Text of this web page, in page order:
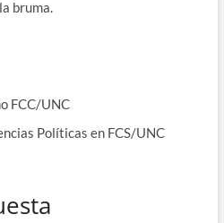
bruma.
FCC/UNC
Políticas en FCS/UNC